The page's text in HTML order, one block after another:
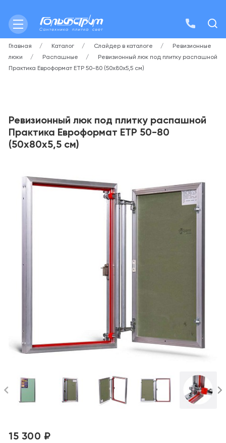
Главная Каталог Слайдер в каталоге
Ревизионные
люки
Распашные
Ревизионный люк под плитку распашной
Практика Евроформат ЕТР 50-80 (50х80х5,5 см)
Ревизионный люк под плитку распашной
Практика Евроформат ЕТР 50-80
(50х80х5,5 см)
15 300 ₽